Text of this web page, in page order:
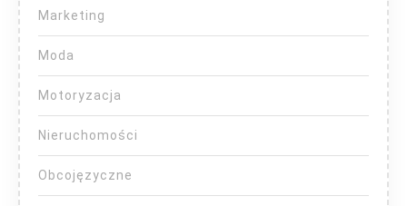
Marketing
Moda
Motoryzacja
Nieruchomości
Obcojęzyczne